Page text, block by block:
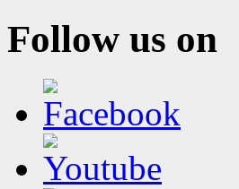
Follow us on